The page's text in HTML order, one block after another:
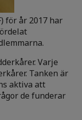
för år 2017 har
Varje
Tanken är
aktiva att
de funderar